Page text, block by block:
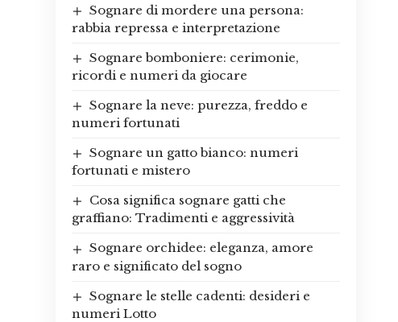
Sognare di mordere una persona:
rabbia repressa e interpretazione
Sognare bomboniere: cerimonie,
ricordi e numeri da giocare
Sognare la neve: purezza, freddo e
numeri fortunati
Sognare un gatto bianco: numeri
fortunati e mistero
Cosa significa sognare gatti che
graffiano: Tradimenti e aggressività
Sognare orchidee: eleganza, amore
raro e significato del sogno
Sognare le stelle cadenti: desideri e
numeri Lotto